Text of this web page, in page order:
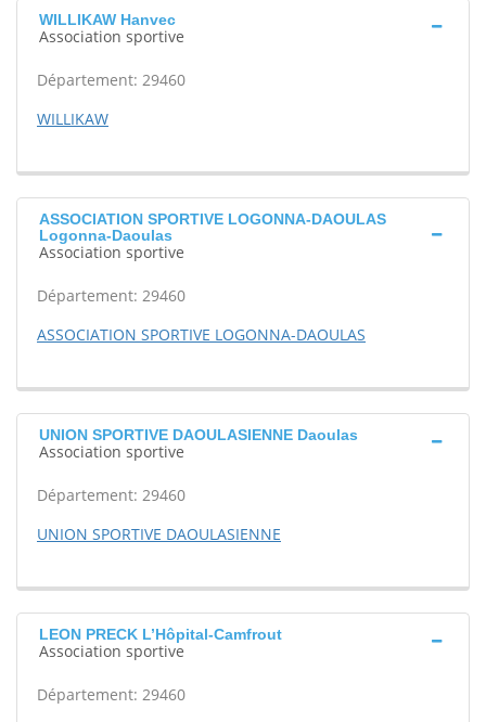
WILLIKAW Hanvec
Association sportive
Département: 29460
WILLIKAW
ASSOCIATION SPORTIVE LOGONNA-DAOULAS
Logonna-Daoulas
Association sportive
Département: 29460
ASSOCIATION SPORTIVE LOGONNA-DAOULAS
UNION SPORTIVE DAOULASIENNE Daoulas
Association sportive
Département: 29460
UNION SPORTIVE DAOULASIENNE
LEON PRECK L’Hôpital-Camfrout
Association sportive
Département: 29460